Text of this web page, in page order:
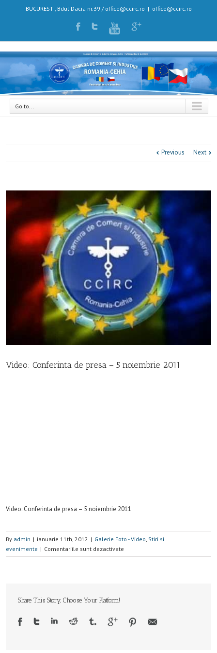
BUCURESTI, Bdul Dacia nr.39 / office@ccirc.ro | office@ccirc.ro
Go to...
Previous Next
Video: Conferinta de presa – 5 noiembrie 2011
Video: Conferinta de presa – 5 noiembrie 2011
By admin | ianuarie 11th, 2012 | Galerie Foto - Video Stiri si
evenimente | Comentariile sunt dezactivate
Share This Story, Choose Your Platform!